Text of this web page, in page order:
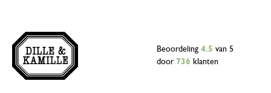
Beoordeling 4.5 van 5
door 736 klanten